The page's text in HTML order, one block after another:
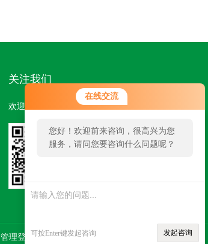
在线交流
您好！欢迎前来咨询，很高兴为您
服务，请问您要咨询什么问题呢？
可按Enter键发起咨询 发起咨询
关注我们
欢迎您关注我们的微信公众号了解更多信息：
管理登陆技术支持：智慧城市网 SITEMAP.XML